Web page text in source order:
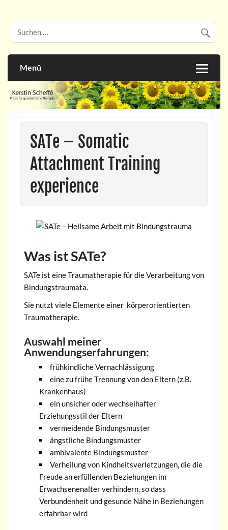
Kerstin Scheffé
Menü
SATe – Somatic
Attachment Training
experience
Was ist SATe?
SATe ist eine Traumatherapie für die Verarbeitung von
Bindungstraumata.
Sie nutzt viele Elemente einer körperorientierten
Traumatherapie.
Auswahl meiner
Anwendungserfahrungen:
frühkindliche Vernachlässigung
eine zu frühe Trennung von den Eltern (z.B.
Krankenhaus)
ein unsicher oder wechselhafter
Erziehungsstil der Eltern
vermeidende Bindungsmuster
ängstliche Bindungsmuster
ambivalente Bindungsmuster
Verheilung von Kindheitsverletzungen, die die
Freude an erfüllenden Beziehungen im
Erwachsenenalter verhindern, so dass
Verbundenheit und gesunde Nähe in Beziehungen
erfahrbar wird